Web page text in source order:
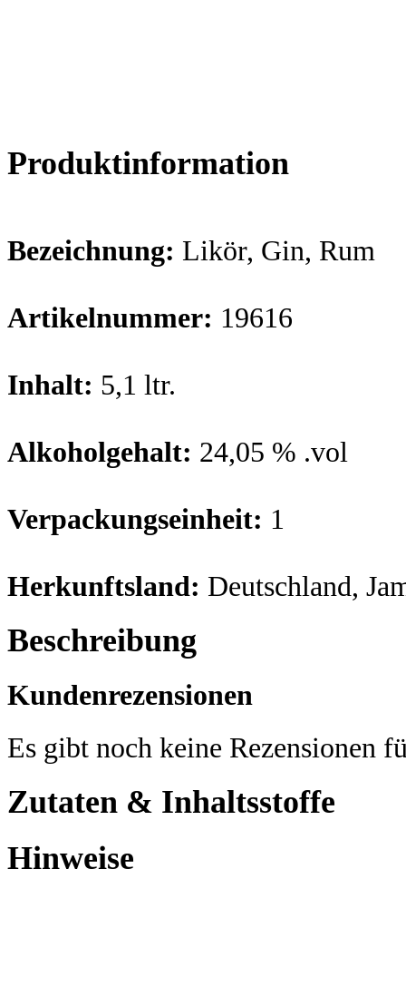
Produktinformation
Bezeichnung: Likör, Gin, Rum
Artikelnummer: 19616
Inhalt: 5,1 ltr.
Alkoholgehalt: 24,05 % .vol
Verpackungseinheit: 1
Herkunftsland: Deutschland,
Beschreibung
Kundenrezensionen
Es gibt noch keine Rezensionen
Zutaten & Inhaltsstoffe
Hinweise